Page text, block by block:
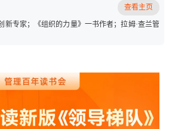
查看主页
新专家；《组织的力量》一书作者；拉姆·查兰管